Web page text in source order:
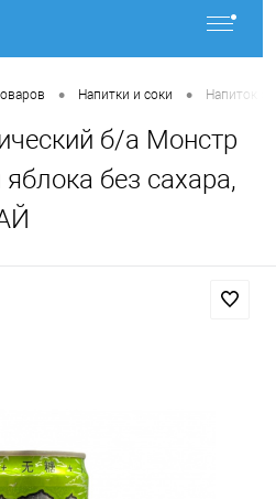
• Напитки и соки • Напиток
б/а Монстр
без сахара,